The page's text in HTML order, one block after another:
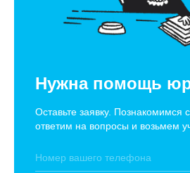
Нужна помощь
Оставьте заявку. Познакомимся
ответим на вопросы и возьмем